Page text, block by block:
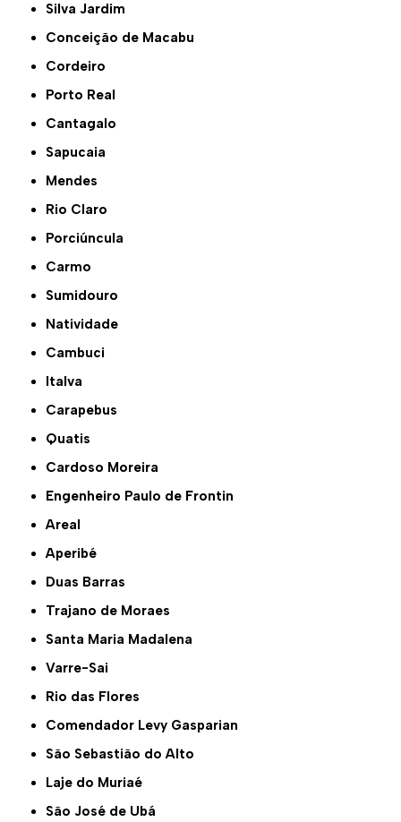
Silva Jardim
Conceição de Macabu
Cordeiro
Porto Real
Cantagalo
Sapucaia
Mendes
Rio Claro
Porciúncula
Carmo
Sumidouro
Natividade
Cambuci
Italva
Carapebus
Quatis
Cardoso Moreira
Engenheiro Paulo de Frontin
Areal
Aperibé
Duas Barras
Trajano de Moraes
Santa Maria Madalena
Varre-Sai
Rio das Flores
Comendador Levy Gasparian
São Sebastião do Alto
Laje do Muriaé
São José de Ubá